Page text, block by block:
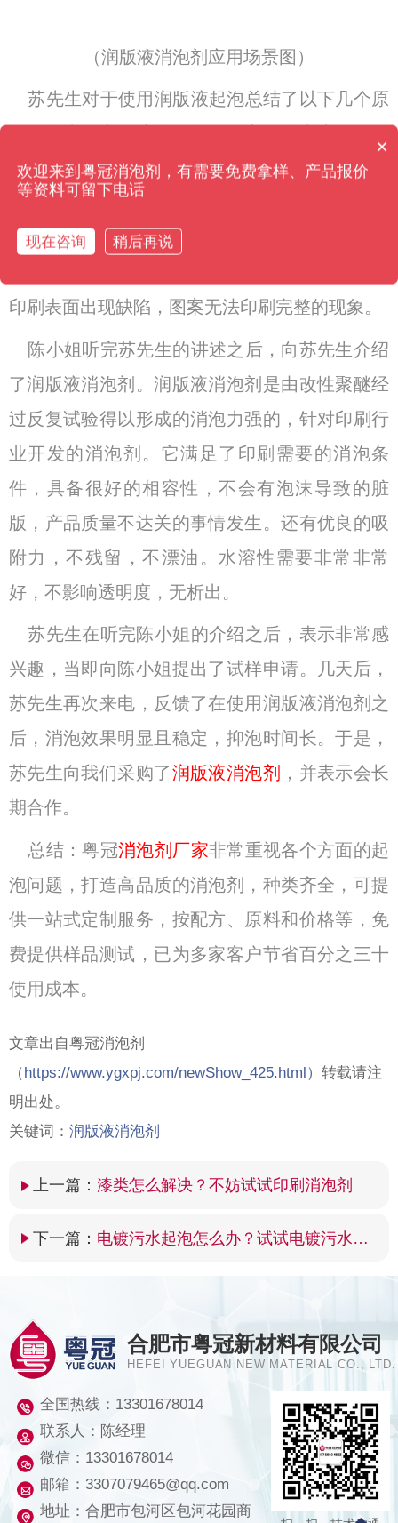
（润版液消泡剂应用场景图）
苏先生对于使用润版液起泡总结了以下几个原
一定的活性物质，这些活性物质反应产生泡沫。
同时润版液水槽一般都是采用负压抽水的方式回
水的，因此会引入大量的空气从而产生泡沫。大
印刷表面出现缺陷，图案无法印刷完整的现象。
陈小姐听完苏先生的讲述之后，向苏先生介绍
了润版液消泡剂。润版液消泡剂是由改性聚醚经
过反复试验得以形成的消泡力强的，针对印刷行
业开发的消泡剂。它满足了印刷需要的消泡条
件，具备很好的相容性，不会有泡沫导致的脏
版，产品质量不达关的事情发生。还有优良的吸
附力，不残留，不漂油。水溶性需要非常非常
好，不影响透明度，无析出。
苏先生在听完陈小姐的介绍之后，表示非常感
兴趣，当即向陈小姐提出了试样申请。几天后，
苏先生再次来电，反馈了在使用润版液消泡剂之
后，消泡效果明显且稳定，抑泡时间长。于是，
苏先生向我们采购了润版液消泡剂
，并表示会长
期合作。
总结：粤冠消泡剂厂家非常重视各个方面的起
泡问题，打造高品质的消泡剂，种类齐全，可提
供一站式定制服务，按配方、原料和价格等，免
费提供样品测试，已为多家客户节省百分之三十
使用成本。
文章出自粤冠消泡剂
（https://www.ygxpj.com/newShow_425.html） 转载请注
明出处。
关键词： 润版液消泡剂
上一篇： 漆类怎么解决？不妨试试印刷消泡剂
下一篇： 电镀污水起泡怎么办？试试电镀污水消泡剂吧
合肥市粤冠新材料有限公司
HEFEI YUEGUAN NEW MATERIAL CO., LTD.
全国热线： 13301678014
联系人：陈经理
微信：13301678014
邮箱：3307079465@qq.com
地址：合肥市包河区包河花园商
消泡剂有哪些种类？
×
欢迎来到粤冠消泡剂，有需要免费拿样、产品报价
等资料可留下电话
现在咨询 稍后再说